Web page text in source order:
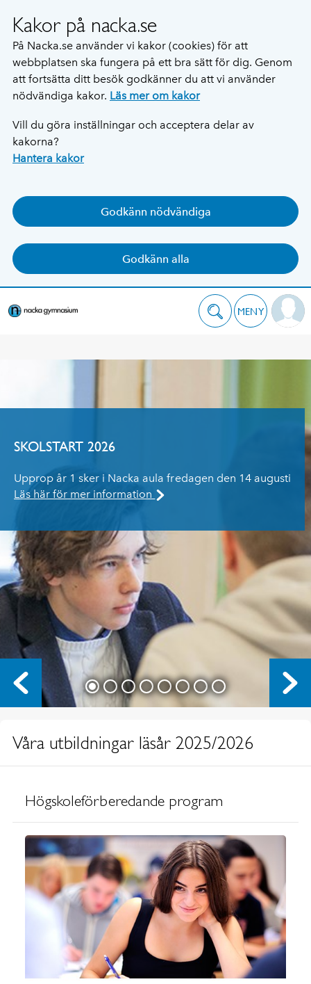
Kakor på nacka.se
På Nacka.se använder vi kakor (cookies) för att
webbplatsen ska fungera på ett bra sätt för dig. Genom
att fortsätta ditt besök godkänner du att vi använder
nödvändiga kakor. Läs mer om kakor
Vill du göra inställningar och acceptera delar av
kakorna?
Hantera kakor
Godkänn nödvändiga
Godkänn alla
MENY
SKOLSTART 2026
Upprop år 1 sker i Nacka aula fredagen den 14 augusti
Läs här för mer information
Våra utbildningar läsår 2025/2026
Högskoleförberedande program